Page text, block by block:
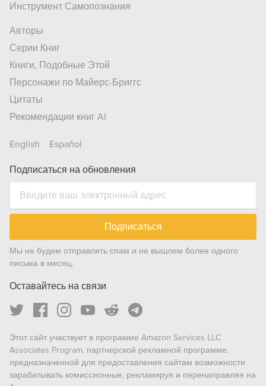
Инструмент Самопознания
Авторы
Серии Книг
Книги, Подобные Этой
Персонажи по Майерс-Бриггс
Цитаты
Рекомендации книг AI
English Español
Подписаться на обновления
Подписаться
Мы не будем отправлять спам и не вышлем более одного
письма в месяц.
Оставайтесь на связи
Этот сайт участвует в программе Amazon Services LLC
Associates Program, партнерской рекламной программе,
предназначенной для предоставления сайтам возможности
зарабатывать комиссионные, рекламируя и перенаправляя на